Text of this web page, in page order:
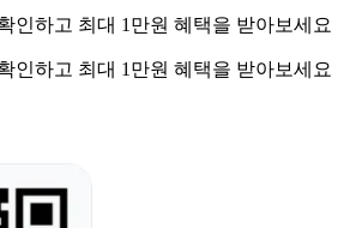
인하고 최대 1만원 혜택을 받아보세요
인하고 최대 1만원 혜택을 받아보세요